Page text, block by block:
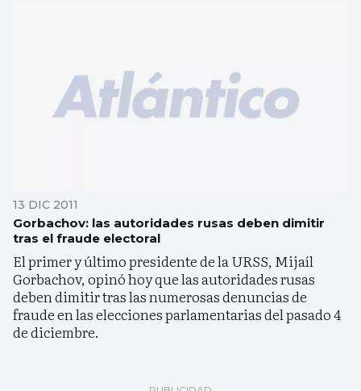
13 DIC 2011
Gorbachov: las autoridades rusas deben dimitir
tras el fraude electoral
El primer y último presidente de la URSS, Mijaíl
Gorbachov, opinó hoy que las autoridades rusas
deben dimitir tras las numerosas denuncias de
fraude en las elecciones parlamentarias del pasado 4
de diciembre.